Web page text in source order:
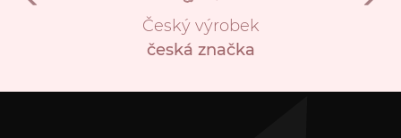
Český výrobek
česká značka